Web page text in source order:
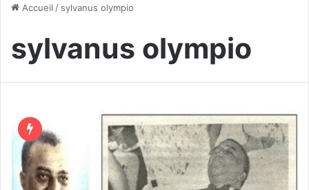
Accueil / sylvanus olympio
sylvanus olympio